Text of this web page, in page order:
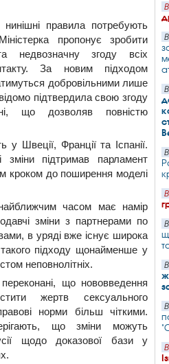
правила потребують
пропонує зробити
недвозначну згоду всіх
За новим підходом
добровільними лише
підтвердила свою згоду
що дозволяв повністю
у Швеції, Франції та Іспанії.
зміни підтримав парламент
кроком до поширення моделі
часом має намір
зміни з партнерами по
в уряді вже існує широка
підходу щонайменше у
неповнолітніх.
що нововведення
жертв сексуального
норми більш чіткими.
що зміни можуть
щодо доказової бази у